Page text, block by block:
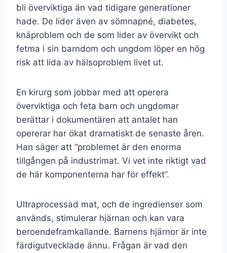
bli överviktiga än vad tidigare generationer
hade. De lider även av sömnapné, diabetes,
knäproblem och de som lider av övervikt och
fetma i sin barndom och ungdom löper en hög
risk att lida av hälsoproblem livet ut.
En kirurg som jobbar med att operera
överviktiga och feta barn och ungdomar
berättar i dokumentären att antalet han
opererar har ökat dramatiskt de senaste åren.
Han säger att “problemet är den enorma
tillgången på industrimat. Vi vet inte riktigt vad
de här komponenterna har för effekt”.
Ultraprocessad mat, och de ingredienser som
används, stimulerar hjärnan och kan vara
beroendeframkallande. Barnens hjärnor är inte
färdigutvecklade ännu. Frågan är vad den